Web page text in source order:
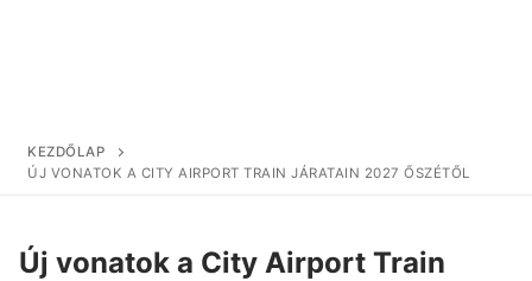
KEZDŐLAP
ÚJ VONATOK A CITY AIRPORT TRAIN JÁRATAIN 2027 ŐSZÉTŐL
Új vonatok a City Airport Train